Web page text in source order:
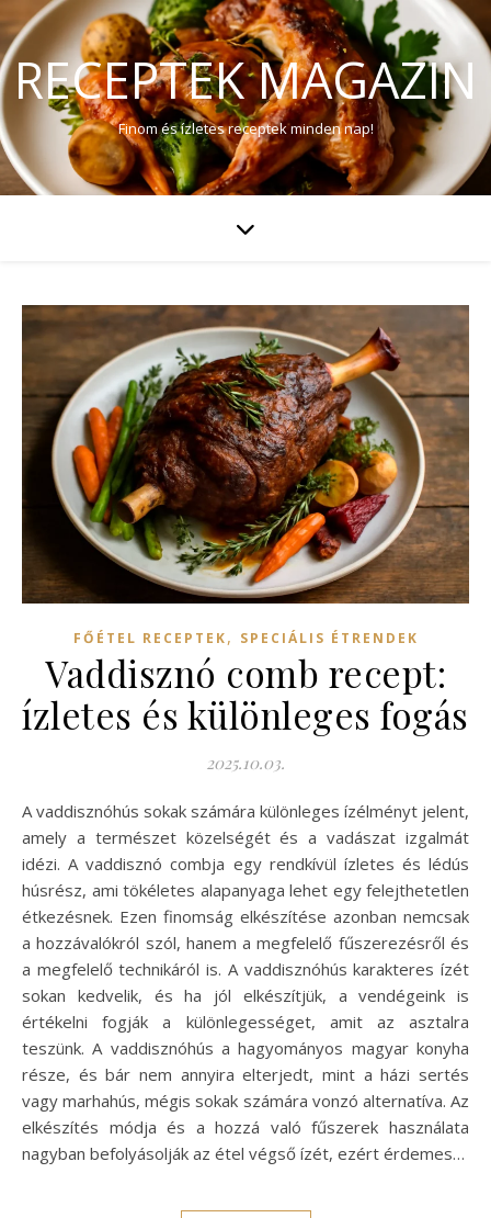
RECEPTEK MAGAZIN
Finom és ízletes receptek minden nap!
FŐÉTEL RECEPTEK, SPECIÁLIS ÉTRENDEK
Vaddisznó comb recept:
ízletes és különleges fogás
2025.10.03.
A vaddisznóhús sokak számára különleges ízélményt jelent,
amely a természet közelségét és a vadászat izgalmát
idézi. A vaddisznó combja egy rendkívül ízletes és lédús
húsrész, ami tökéletes alapanyaga lehet egy felejthetetlen
étkezésnek. Ezen finomság elkészítése azonban nemcsak
a hozzávalókról szól, hanem a megfelelő fűszerezésről és
a megfelelő technikáról is. A vaddisznóhús karakteres ízét
sokan kedvelik, és ha jól elkészítjük, a vendégeink is
értékelni fogják a különlegességet, amit az asztalra
teszünk. A vaddisznóhús a hagyományos magyar konyha
része, és bár nem annyira elterjedt, mint a házi sertés
vagy marhahús, mégis sokak számára vonzó alternatíva. Az
elkészítés módja és a hozzá való fűszerek használata
nagyban befolyásolják az étel végső ízét, ezért érdemes…